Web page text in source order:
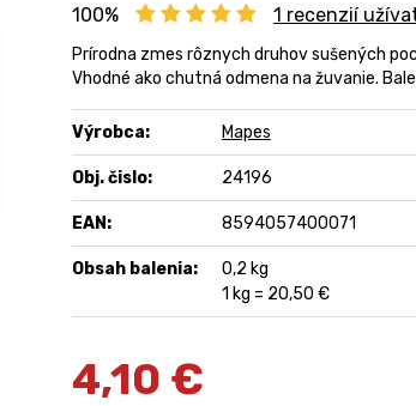
100% 1 recenzií
Prírodna zmes rôznych druhov sušených
Vhodné ako chutná odmena na žuvanie.
Výrobca: Mapes
Obj. čislo: 24196
EAN: 8594057400071
Obsah balenia:
0,2 kg
1 kg = 20,50 €
4,10 €